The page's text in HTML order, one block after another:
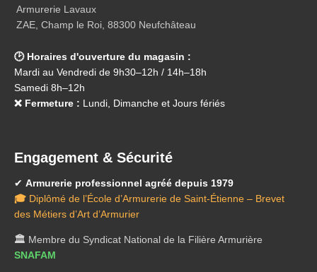
Armurerie Lavaux
ZAE, Champ le Roi, 88300 Neufchâteau
🕑 Horaires d'ouverture du magasin :
Mardi au Vendredi de 9h30–12h / 14h–18h
Samedi 8h–12h
❌ Fermeture : Lundi, Dimanche et Jours fériés
Engagement & Sécurité
✔ Armurerie professionnel agréé depuis 1979
🎓 Diplômé de l’École d’Armurerie de Saint-Étienne – Brevet
des Métiers d’Art d’Armurier
🏛️ Membre du Syndicat National de la Filière Armurière
SNAFAM